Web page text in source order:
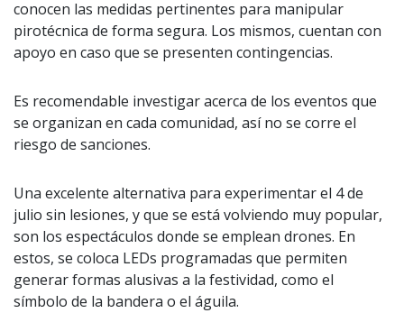
conocen las medidas pertinentes para manipular
pirotécnica de forma segura. Los mismos, cuentan con
apoyo en caso que se presenten contingencias.
Es recomendable investigar acerca de los eventos que
se organizan en cada comunidad, así no se corre el
riesgo de sanciones.
Una excelente alternativa para experimentar el 4 de
julio sin lesiones, y que se está volviendo muy popular,
son los espectáculos donde se emplean drones. En
estos, se coloca LEDs programadas que permiten
generar formas alusivas a la festividad, como el
símbolo de la bandera o el águila.